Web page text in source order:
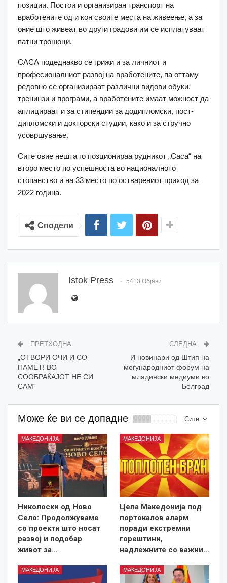
позиции. Постои и организиран транспорт на
вработените од и кон своите места на живеење, а за
оние што живеат во други градови им се исплатуваат
патни трошоци.
САСА подеднакво се грижи и за личниот и
професионалниот развој на вработените, па оттаму
редовно се организираат различни видови обуки,
тренинзи и програми, а вработените имаат можност да
аплицираат и за стипендии за додипломски, пост-
дипломски и докторски студии, како и за стручно
усовршување.
Сите овие нешта го позционираа рудникот „Саса“ на
второ место по успешноста во националното
стопанство и на 33 место по остварениот приход за
2022 година.
Сподели
Istok Press 5413 Објави
ПРЕТХОДНА
„ОТВОРИ ОЧИ И СО
ПАМЕТ! ВО
СООБРАЌАЈОТ НЕ СИ
САМ“
СЛЕДНА
И новинари од Штип на
меѓународниот форум на
младински медиуми во
Белград
Сите
Може ќе ви се допадне
МАКЕДОНИЈА
Николоски од Ново
Село: Продолжуваме
со проекти што носат
развој и подобар
живот за…
МАКЕДОНИЈА
Цела Македонија под
портокалов аларм
поради екстремни
горештини,
надлежните со важни…
МАКЕДОНИЈА МАКЕДОНИЈА